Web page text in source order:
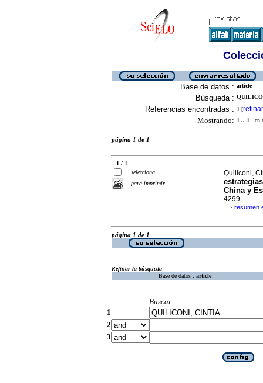
Base de datos : article
Búsqueda :
Referencias encontradas : 1 [refinar
Mostrando: 1 .. 1 en
página 1 de 1
1 / 1
selecciona
para imprimir
Quiliconi,
China y
4299
· resumen
página 1 de 1
Refinar la búsqueda
Base de datos : article
Buscar
1
2
3